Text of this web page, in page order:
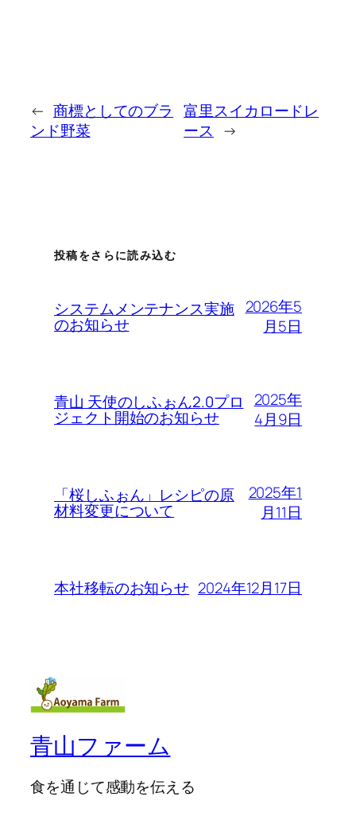
← 商標としてのブラ
ンド野菜
富里スイカロードレ
ース →
投稿をさらに読み込む
システムメンテナンス実施
のお知らせ
2026年5
月5日
青山 天使のしふぉん2.0プロ
ジェクト開始のお知らせ
2025年
4月9日
「桜しふぉん」レシピの原
材料変更について
2025年1
月11日
本社移転のお知らせ 2024年12月17日
青山ファーム
食を通じて感動を伝える